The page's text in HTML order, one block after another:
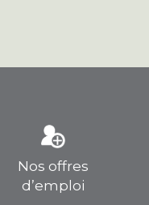
Nos offres
d’emploi